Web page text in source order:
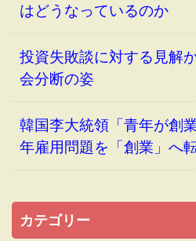
はどうなっているのか
投資失敗談に対する見解
会分断の姿
韓国李大統領「青年が創
年雇用問題を「創業」へ
カテゴリー